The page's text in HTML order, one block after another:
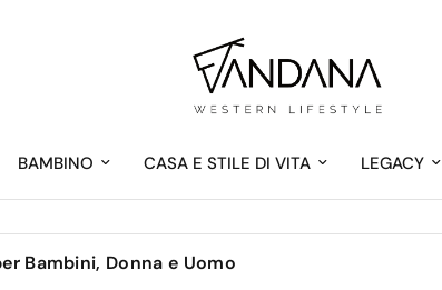
BAMBINO CASA E STILE DI VITA LEGACY
Bambini, Donna e Uomo